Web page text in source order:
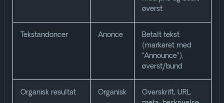
øverst
Tekstandoncer Anonce
Betalt tekst
(markeret med
“Announce”),
øverst/bund
Organisk resultat Organisk
Overskrift, URL,